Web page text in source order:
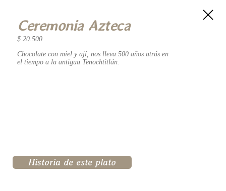
Ceremonia Azteca
$ 20.500
Chocolate con miel y ají, nos lleva 500 años atrás en
el tiempo a la antigua Tenochtitlán.
Historia de este plato